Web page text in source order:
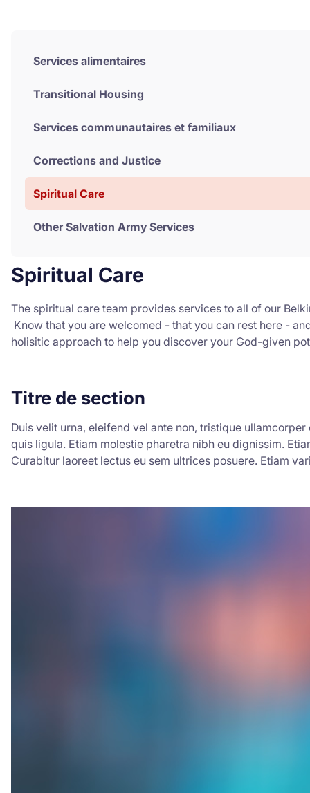
Services alimentaires
Transitional Housing
Services communautaires et familiaux
Corrections and Justice
Spiritual Care
Other Salvation Army Services
Spiritual Care
The spiritual care team provides services to all of our
Know that you are welcomed - that you can rest here -
holisitic approach to help you discover your God-given
Titre de section
Duis velit urna, eleifend vel ante non, tristique
quis ligula. Etiam molestie pharetra nibh eu dignissim.
Curabitur laoreet lectus eu sem ultrices posuere. Etiam